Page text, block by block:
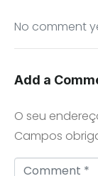
No comment
Add a
O seu
Campos
Comment *